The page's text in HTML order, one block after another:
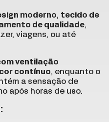
moderno, tecido de
de qualidade,
viagens, ou até
ventilação
contínuo, enquanto o
a sensação de
após horas de uso.